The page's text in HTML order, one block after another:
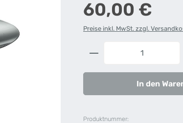
60,00 €
Preise inkl. MwSt. zzgl.
Produkt Anzahl:
In den
Produktnummer: